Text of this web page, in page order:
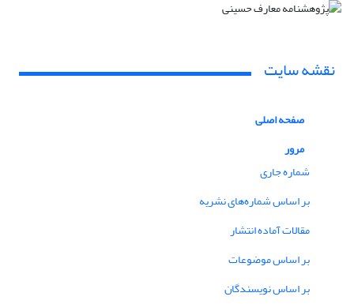
نقشه سایت
صفحه اصلی
مرور
شماره جاری
بر اساس شماره‌های نشریه
مقالات آماده انتشار
بر اساس موضوعات
بر اساس نویسندگان